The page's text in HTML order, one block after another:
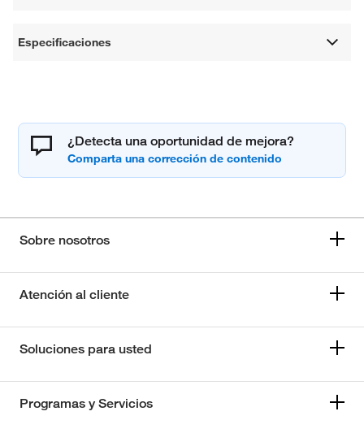
Especificaciones
¿Detecta una oportunidad de mejora?
Sobre nosotros
Atención al cliente
Soluciones para usted
Programas y Servicios